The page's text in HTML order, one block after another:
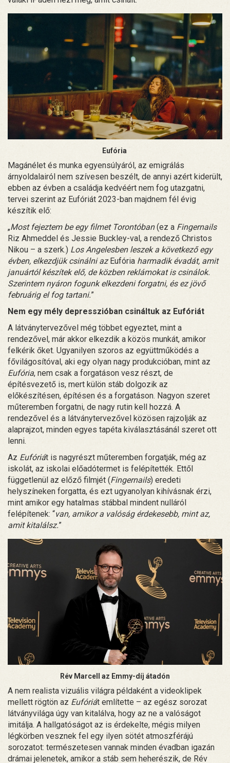
Eufória
Magánélet és munka egyensúlyáról, az emigrálás
árnyoldalairól nem szívesen beszélt, de annyi azért kiderült,
ebben az évben a családja kedvéért nem fog utazgatni,
tervei szerint az Eufóriát 2023-ban majdnem fél évig
készítik elő:
„Most fejeztem be egy filmet Torontóban(ez a Fingernails
Riz Ahmeddel és Jessie Buckley-val, a rendező Christos
Nikou – a szerk.) Los Angelesben leszek a következő egy
évben, elkezdjük csinálni azEufória harmadik évadát, amit
januártól készítek elő, de közben reklámokat is csinálok.
Szerintem nyáron fogunk elkezdeni forgatni, és ez jövő
februárig el fog tartani.”
Nem egy mély depresszióban csináltuk az Eufóriát
A látványtervezővel még többet egyeztet, mint a
rendezővel, már akkor elkezdik a közös munkát, amikor
felkérik őket. Ugyanilyen szoros az együttműködés a
fővilágosítóval, aki egy olyan nagy produkcióban, mint az
Eufória, nem csak a forgatáson vesz részt, de
építésvezető is, mert külön stáb dolgozik az
előkészítésen, építésen és a forgatáson. Nagyon szeret
műteremben forgatni, de nagy rutin kell hozzá. A
rendezővel és a látványtervezővel közösen rajzolják az
alaprajzot, minden egyes tapéta kiválasztásánál szeret ott
lenni.
Az Eufóriát is nagyrészt műteremben forgatják, még az
iskolát, az iskolai előadótermet is felépítették. Ettől
függetlenül az előző filmjét (Fingernails) eredeti
helyszíneken forgatta, és ezt ugyanolyan kihívásnak érzi,
mint amikor egy hatalmas stábbal mindent nulláról
felépítenek: “van, amikor a valóság érdekesebb, mint az,
amit kitalálsz.”
Rév Marcell az Emmy-díj átadón
A nem realista vizuális világra példaként a videoklipek
mellett rögtön az Eufóriát említette – az egész sorozat
látványvilága úgy van kitalálva, hogy az ne a valóságot
imitálja. A hallgatóságot az is érdekelte, mégis milyen
légkörben vesznek fel egy ilyen sötét atmoszférájú
sorozatot: természetesen vannak minden évadban igazán
drámai jelenetek, amikor a stáb sem heherészik, de Rév